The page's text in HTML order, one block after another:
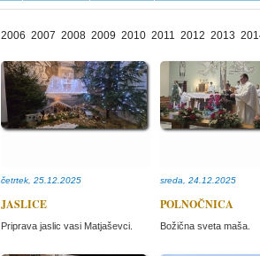
2006 2007 2008 2009 2010 2011 2012 2013
četrtek, 25.12.2025
JASLICE
Priprava jaslic vasi Matjaševci.
sreda, 24.12.2025
POLNOČNICA
Božična sveta maša.